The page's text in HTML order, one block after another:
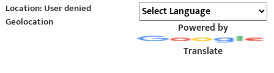
Location: User denied
Geolocation
Powered by
Translate